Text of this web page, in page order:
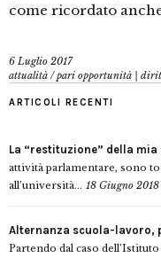
come ricordato
6 Luglio 2017
attualità /pari opportunità |
ARTICOLI RECENTI
La “restituzione” della
attività parlamentare, sono
all’università... 18 Giugno 2018
Alternanza scuola-lavoro,
Partendo dal caso